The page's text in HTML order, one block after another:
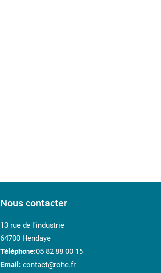
Nous contacter
13 rue de l'industrie
64700 Hendaye
Téléphone:05 82 88 00 16
Email: contact@rohe.fr